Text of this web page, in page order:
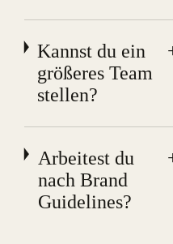
Kannst du ein
größeres Team
stellen?
Arbeitest du
nach Brand
Guidelines?